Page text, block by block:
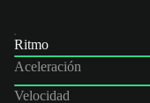
Ritmo
Aceleración
Velocidad